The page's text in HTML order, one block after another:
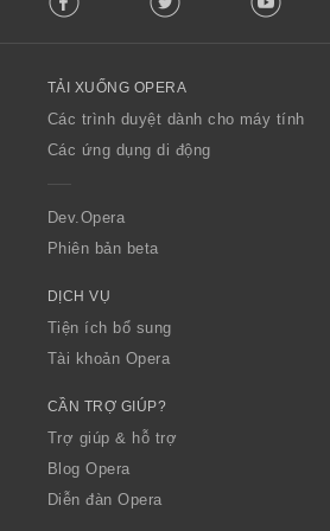
w
O
p
a
TẢI XUỐNG OPERA
Các trình duyệt dành cho máy tính
Các ứng dụng di động
Dev.Opera
Phiên bản beta
DỊCH VỤ
Tiện ích bổ sung
Tài khoản Opera
CẦN TRỢ GIÚP?
Trợ giúp & hỗ trợ
Blog Opera
Diễn đàn Opera